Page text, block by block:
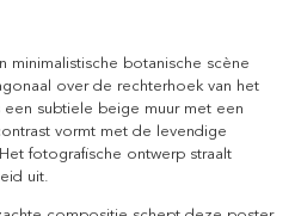
botanische scène
over de rechterhoek van het
subtiele beige muur met een
vormt met de levendige
fotografische ontwerp straalt
uit.